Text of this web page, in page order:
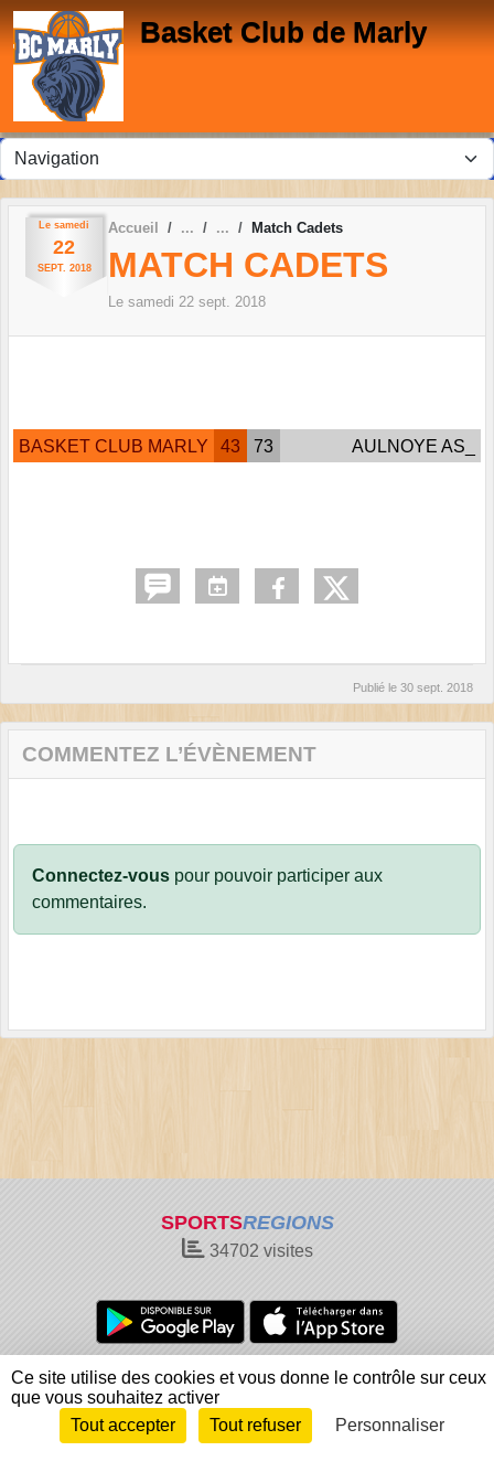
Basket Club de Marly
Le samedi
22
SEPT. 2018
Accueil Match Cadets
MATCH CADETS
Le samedi 22 sept. 2018
BASKET CLUB MARLY 43 73 AULNOYE AS_
Publié le 30 sept. 2018
COMMENTEZ L’ÉVÈNEMENT
Connectez-vous pour pouvoir participer aux
commentaires.
SPORTSREGIONS
34702 visites
Charte cookies
Gestion des cookies
Informations légales
Signaler un contenu inapproprié
Envie de participer ?
Connexion
Panneau de gestion des cookies
Ce site utilise des cookies et vous donne le contrôle sur ceux
que vous souhaitez activer
Tout accepter
Tout refuser Personnaliser